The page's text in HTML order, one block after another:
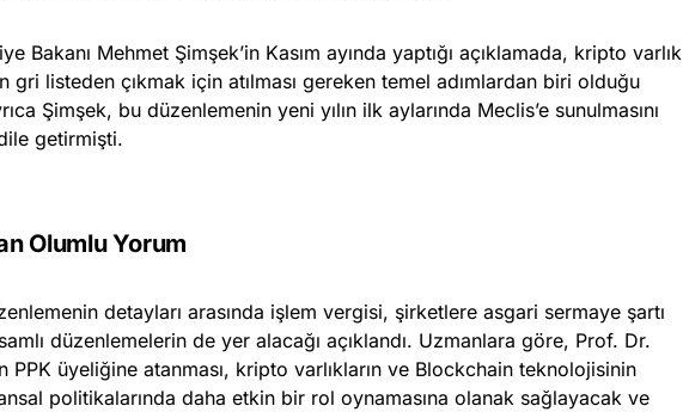
Bakanı Mehmet Şimşek’in Kasım ayında yaptığı açıklamada, kripto varlık
gri listeden çıkmak için atılması gereken temel adımlardan biri olduğu
Şimşek, bu düzenlemenin yeni yılın ilk aylarında Meclis’e sunulmasını
getirmişti.
Olumlu Yorum
detayları arasında işlem vergisi, şirketlere asgari sermaye şartı
düzenlemelerin de yer alacağı açıklandı. Uzmanlara göre, Prof. Dr.
PPK üyeliğine atanması, kripto varlıkların ve Blockchain teknolojisinin
politikalarında daha etkin bir rol oynamasına olanak sağlayacak ve